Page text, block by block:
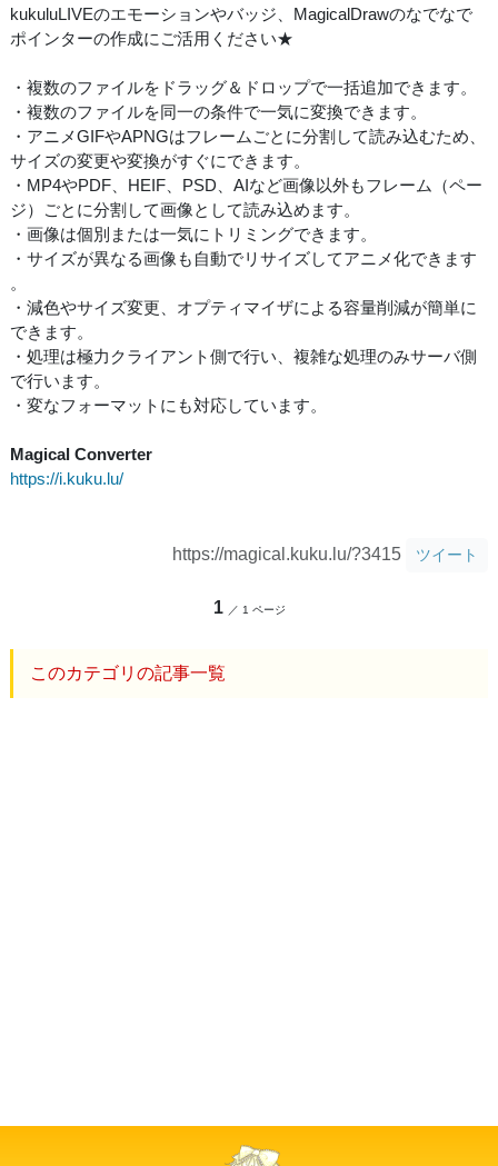
kukuluLIVEのエモーションやバッジ、MagicalDrawのなでなで
ポインターの作成にご活用ください★
・複数のファイルをドラッグ＆ドロップで一括追加できます。
・複数のファイルを同一の条件で一気に変換できます。
・アニメGIFやAPNGはフレームごとに分割して読み込むため、
サイズの変更や変換がすぐにできます。
・MP4やPDF、HEIF、PSD、AIなど画像以外もフレーム（ペー
ジ）ごとに分割して画像として読み込めます。
・画像は個別または一気にトリミングできます。
・サイズが異なる画像も自動でリサイズしてアニメ化できます
。
・減色やサイズ変更、オプティマイザによる容量削減が簡単に
できます。
・処理は極力クライアント側で行い、複雑な処理のみサーバ側
で行います。
・変なフォーマットにも対応しています。
Magical Converter
https://i.kuku.lu/
https://magical.kuku.lu/?3415 ツイート
1 ／ 1 ページ
このカテゴリの記事一覧